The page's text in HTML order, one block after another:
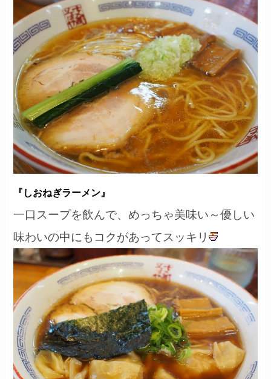
『しおねぎラーメン』
一口スープを飲んで、めっちゃ美味い～優しい
味わいの中にもコクがあってスッキリ